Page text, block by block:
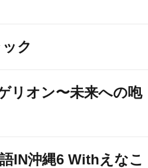
ク
リオン〜未来への咆
IN沖縄6 Withえなこ